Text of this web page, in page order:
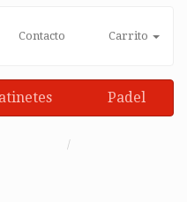
Contacto Carrito
Padel